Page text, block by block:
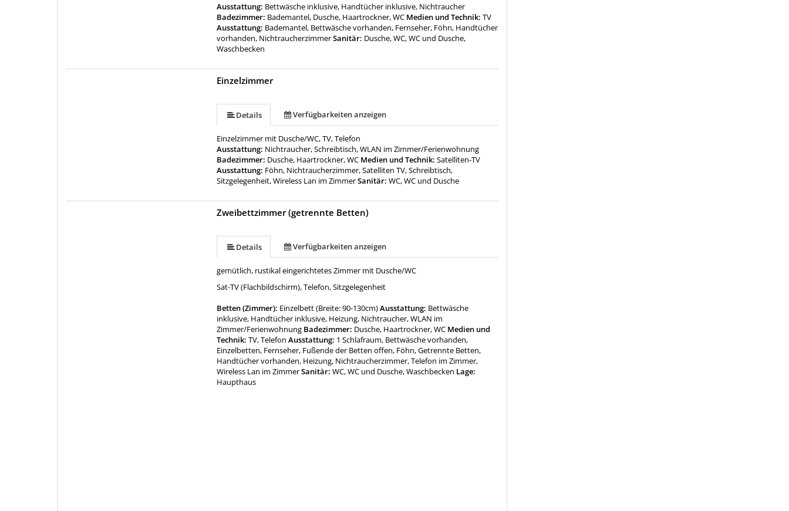
Ausstattung: Bettwäsche inklusive, Handtücher inklusive, Nichtraucher
Badezimmer: Bademantel, Dusche, Haartrockner, WC Medien und Technik:TV
Ausstattung: Bademantel, Bettwäsche vorhanden, Fernseher, Föhn, Handtücher
vorhanden, NichtraucherzimmerSanitär: Dusche, WC, WC und Dusche,
Waschbecken
Einzelzimmer
Details Verfügbarkeiten anzeigen
Einzelzimmer mit Dusche/WC, TV, Telefon
Ausstattung: Nichtraucher, Schreibtisch, WLAN im Zimmer/Ferienwohnung
Badezimmer: Dusche, Haartrockner, WC Medien und Technik:Satelliten-TV
Ausstattung: Föhn, Nichtraucherzimmer, Satelliten TV, Schreibtisch,
Sitzgelegenheit, Wireless Lan im ZimmerSanitär:WC, WC und Dusche
Zweibettzimmer (getrennte Betten)
Details Verfügbarkeiten anzeigen
gemütlich, rustikal eingerichtetes Zimmer mit Dusche/WC
Sat-TV (Flachbildschirm), Telefon, Sitzgelegenheit
Betten (Zimmer): Einzelbett (Breite: 90-130cm)Ausstattung: Bettwäsche
inklusive, Handtücher inklusive, Heizung, Nichtraucher, WLAN im
Zimmer/Ferienwohnung Badezimmer: Dusche, Haartrockner, WC Medien und
Technik:TV, Telefon Ausstattung: 1 Schlafraum, Bettwäsche vorhanden,
Einzelbetten, Fernseher, Fußende der Betten offen, Föhn, Getrennte Betten,
Handtücher vorhanden, Heizung, Nichtraucherzimmer, Telefon im Zimmer,
Wireless Lan im ZimmerSanitär:WC, WC und Dusche, Waschbecken Lage:
Haupthaus